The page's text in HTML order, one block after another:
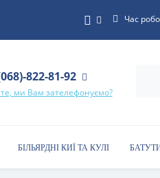
Час
822-81-92
ми Вам зателефонуємо?
БІЛЬЯРДНІ КИЇ ТА КУЛІ